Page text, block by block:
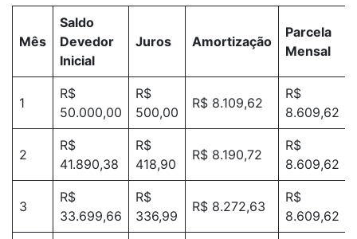
Mês
Saldo
Devedor
Inicial
Juros Amortização
Parcela
Mensal
1
R$
50.000,00
R$
500,00
R$ 8.109,62
R$
8.609,62
2
R$
41.890,38
R$
418,90
R$ 8.190,72
R$
8.609,62
3
R$
33.699,66
R$
336,99
R$ 8.272,63
R$
8.609,62